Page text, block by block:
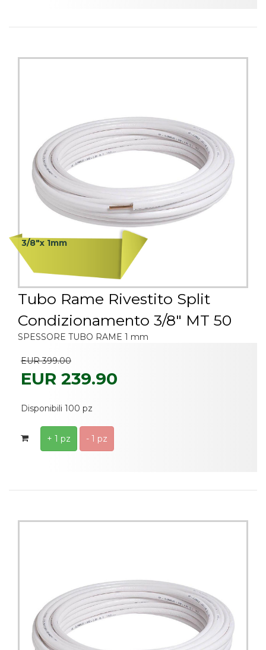
3/8"x 1mm
Tubo Rame Rivestito Split
Condizionamento 3/8" MT 50
SPESSORE TUBO RAME 1 mm
EUR 399.00
EUR 239.90
Disponibili 100 pz
+ 1 pz - 1 pz